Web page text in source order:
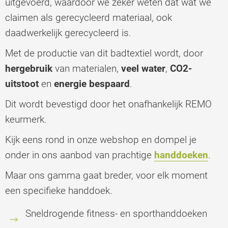
uitgevoerd, waardoor we zeker weten dat wat we
claimen als gerecycleerd materiaal, ook
daadwerkelijk gerecycleerd is.
Met de productie van dit badtextiel wordt, door
hergebruik van materialen, veel water, CO2-
uitstoot en energie bespaard.
Dit wordt bevestigd door het onafhankelijk REMO
keurmerk.
Kijk eens rond in onze webshop en dompel je
onder in ons aanbod van prachtige handdoeken.
Maar ons gamma gaat breder, voor elk moment
een specifieke handdoek.
Sneldrogende fitness- en sporthanddoeken